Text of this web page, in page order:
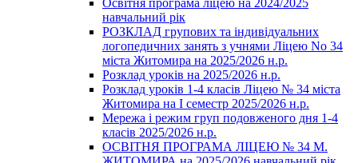
навчальний рік
РОЗКЛАД групових та індивідуальних
логопедичних занять з учнями Ліцею No 34
міста Житомира на 2025/2026 н.р.
Розклад уроків на 2025/2026 н.р.
Розклад уроків 1-4 класів Ліцею № 34 міста
Житомира на І семестр 2025/2026 н.р.
Мережа і режим груп подовженого дня 1-4
класів 2025/2026 н.р.
ОСВІТНЯ ПРОГРАМА ЛІЦЕЮ № 34 М.